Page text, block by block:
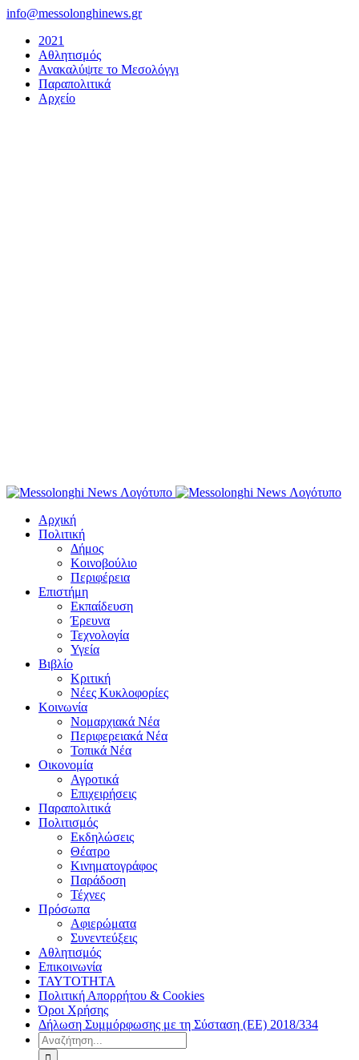
Μετάβαση
περιεχόμενο
info@messolonghinews.gr
2021
Αθλητισμός
Ανακαλύψτε το Μεσολόγγι
Παραπολιτικά
Αρχείο
Αρχική
Πολιτική
Δήμος
Κοινοβούλιο
Περιφέρεια
Επιστήμη
Εκπαίδευση
Έρευνα
Τεχνολογία
Υγεία
Βιβλίο
Κριτική
Νέες Κυκλοφορίες
Κοινωνία
Νομαρχιακά Νέα
Περιφερειακά Νέα
Τοπικά Νέα
Οικονομία
Αγροτικά
Επιχειρήσεις
Παραπολιτικά
Πολιτισμός
Εκδηλώσεις
Θέατρο
Κινηματογράφος
Παράδοση
Τέχνες
Πρόσωπα
Αφιερώματα
Συνεντεύξεις
Αθλητισμός
Επικοινωνία
ΤΑΥΤΟΤΗΤΑ
Πολιτική Απορρήτου & Cookies
Όροι Χρήσης
Δήλωση Συμμόρφωσης με τη Σύσταση (ΕΕ) 2018/334
Αναζήτηση
για: